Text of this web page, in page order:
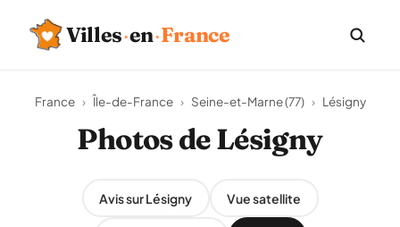
Villes·en·France
France › Île-de-France › Seine-et-Marne (77) › Lésigny
Photos de Lésigny
Avis sur Lésigny Vue satellite